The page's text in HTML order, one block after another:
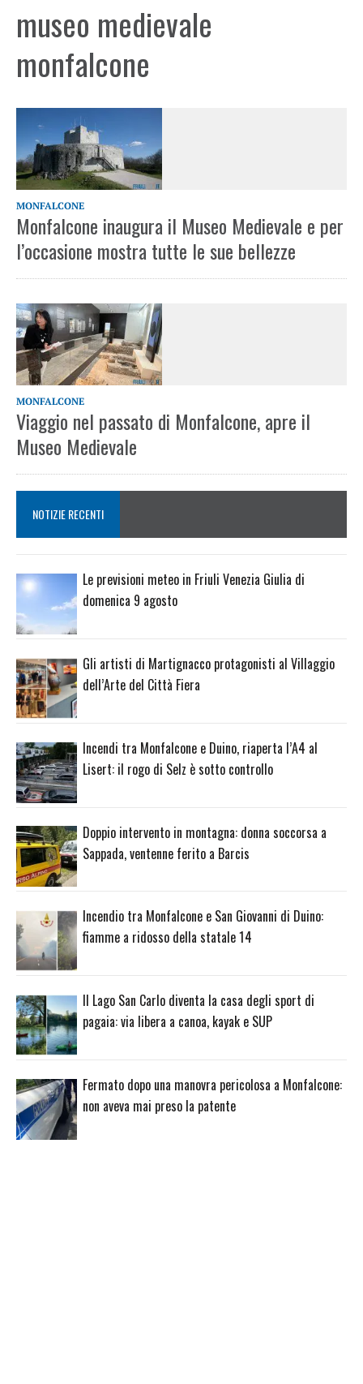
museo medievale
monfalcone
MONFALCONE
Monfalcone inaugura il Museo Medievale e per
l’occasione mostra tutte le sue bellezze
MONFALCONE
Viaggio nel passato di Monfalcone, apre il
Museo Medievale
NOTIZIE RECENTI
Le previsioni meteo in Friuli Venezia Giulia di
domenica 9 agosto
Gli artisti di Martignacco protagonisti al Villaggio
dell’Arte del Città Fiera
Incendi tra Monfalcone e Duino, riaperta l’A4 al
Lisert: il rogo di Selz è sotto controllo
Doppio intervento in montagna: donna soccorsa a
Sappada, ventenne ferito a Barcis
Incendio tra Monfalcone e San Giovanni di Duino:
fiamme a ridosso della statale 14
Il Lago San Carlo diventa la casa degli sport di
pagaia: via libera a canoa, kayak e SUP
Fermato dopo una manovra pericolosa a Monfalcone:
non aveva mai preso la patente